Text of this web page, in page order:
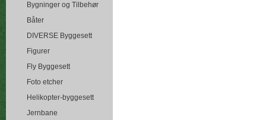
Bygninger og Tilbehør
Båter
DIVERSE Byggesett
Figurer
Fly Byggesett
Foto etcher
Helikopter-byggesett
Jernbane